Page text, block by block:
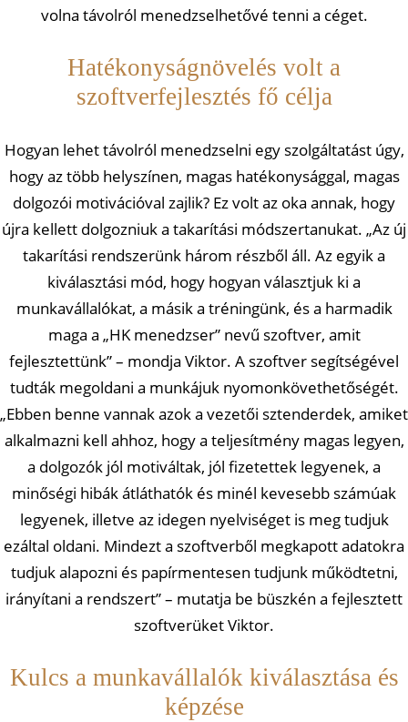
volna távolról menedzselhetővé tenni a céget.
Hatékonyságnövelés volt a
szoftverfejlesztés fő célja
Hogyan lehet távolról menedzselni egy szolgáltatást úgy,
hogy az több helyszínen, magas hatékonysággal, magas
dolgozói motivációval zajlik? Ez volt az oka annak, hogy
újra kellett dolgozniuk a takarítási módszertanukat. „Az új
takarítási rendszerünk három részből áll. Az egyik a
kiválasztási mód, hogy hogyan választjuk ki a
munkavállalókat, a másik a tréningünk, és a harmadik
maga a „HK menedzser” nevű szoftver, amit
fejlesztettünk” – mondja Viktor. A szoftver segítségével
tudták megoldani a munkájuk nyomonkövethetőségét.
„Ebben benne vannak azok a vezetői sztenderdek, amiket
alkalmazni kell ahhoz, hogy a teljesítmény magas legyen,
a dolgozók jól motiváltak, jól fizetettek legyenek, a
minőségi hibák átláthatók és minél kevesebb számúak
legyenek, illetve az idegen nyelviséget is meg tudjuk
ezáltal oldani. Mindezt a szoftverből megkapott adatokra
tudjuk alapozni és papírmentesen tudjunk működtetni,
irányítani a rendszert” – mutatja be büszkén a fejlesztett
szoftverüket Viktor.
Kulcs a munkavállalók kiválasztása és
képzése